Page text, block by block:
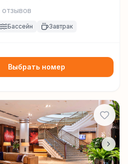
отзывов
Бассейн Завтрак
Выбрать номер